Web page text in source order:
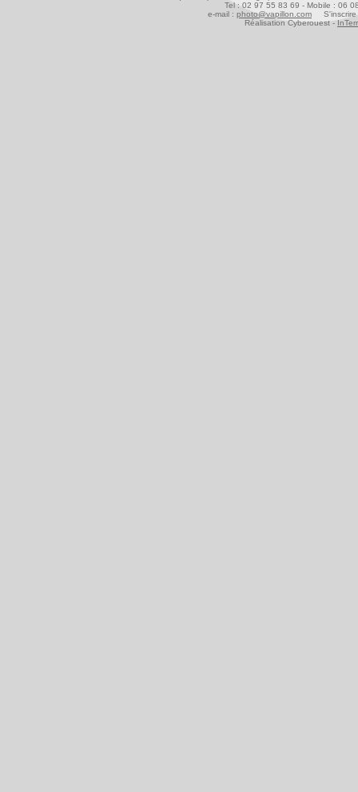
Tel : 02 97 55 83 69 - Mobile : 06
e-mail : photo@vapillon.com S'inscrire
Réalisation Cyberouest -